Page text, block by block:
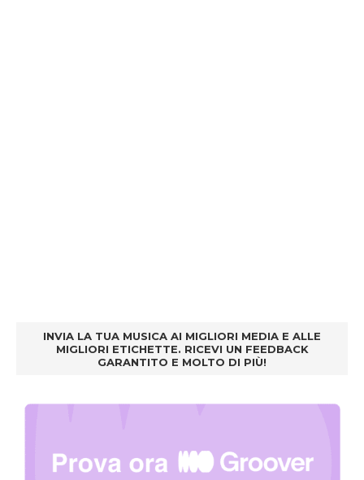
INVIA LA TUA MUSICA AI MIGLIORI MEDIA E ALLE
MIGLIORI ETICHETTE. RICEVI UN FEEDBACK
GARANTITO E MOLTO DI PIÙ!